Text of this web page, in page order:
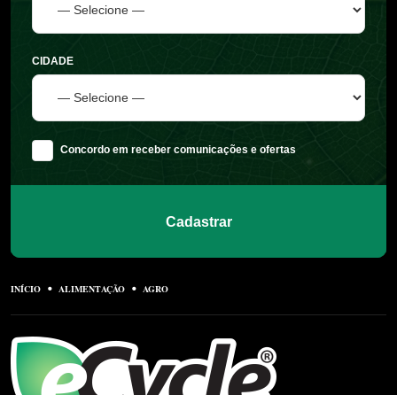
CIDADE
Concordo em receber comunicações e ofertas
Cadastrar
INÍCIO ALIMENTAÇÃO AGRO